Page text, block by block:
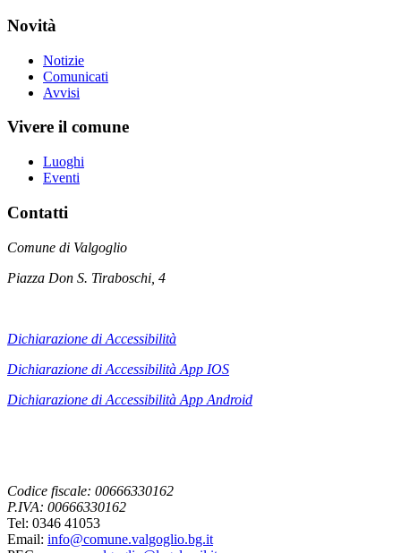
Novità
Notizie
Comunicati
Avvisi
Vivere il comune
Luoghi
Eventi
Contatti
Comune di Valgoglio
Piazza Don S. Tiraboschi, 4
Dichiarazione di Accessibilità
Dichiarazione di Accessibilità App IOS
Dichiarazione di Accessibilità App Android
Codice fiscale: 00666330162
P.IVA: 00666330162
Tel: 0346 41053
Email: info@comune.valgoglio.bg.it